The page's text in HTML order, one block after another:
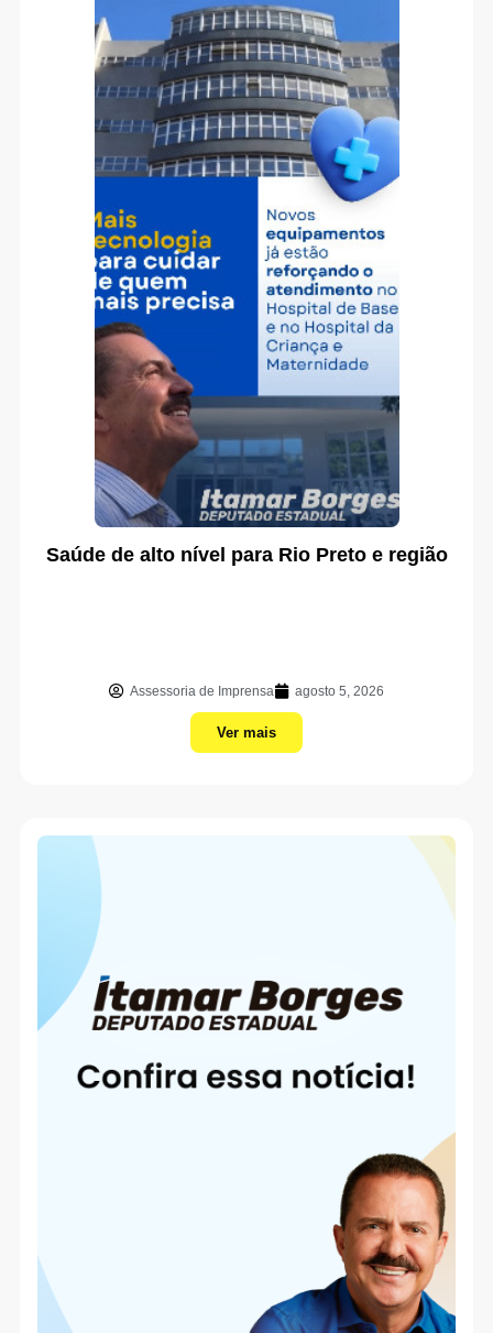
Saúde de alto nível para Rio Preto e região
Assessoria de Imprensa agosto 5, 2026
Ver mais